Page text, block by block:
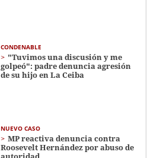
CONDENABLE
"Tuvimos una discusión y me
golpeó": padre denuncia agresión
de su hijo en La Ceiba
NUEVO CASO
MP reactiva denuncia contra
Roosevelt Hernández por abuso de